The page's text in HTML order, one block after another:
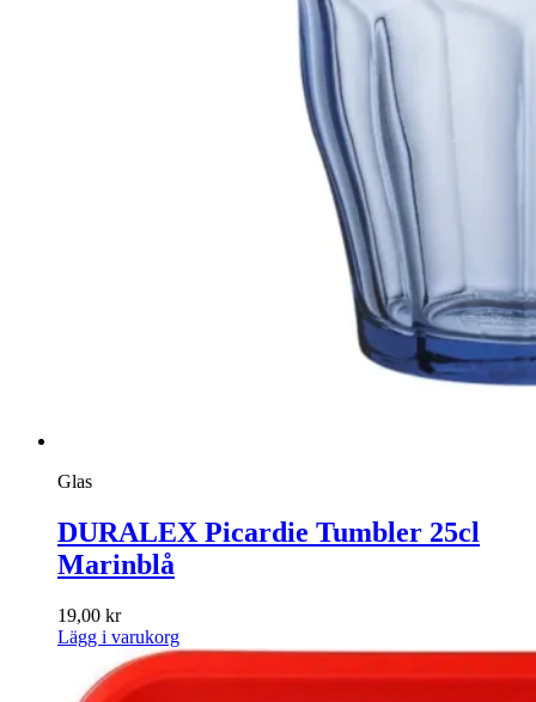
Glas
DURALEX Picardie Tumbler 25cl
Marinblå
19,00 kr
Lägg i varukorg